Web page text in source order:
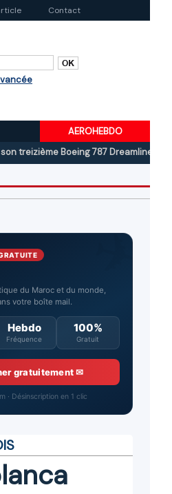
Contact
AEROHEBDO
Boeing 787 Dreamliner
Boeing
du Maroc et du monde,
votre boîte mail.
Hebdo
Fréquence
100%
Gratuit
gratuitement ✉
· Désinscription en 1 clic